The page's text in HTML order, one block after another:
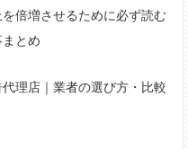
倍増させるために必ず読む
とめ
理店｜業者の選び方・比較